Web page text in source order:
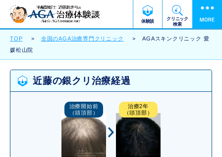
体験談
クリニック
検索
TOP 全国のAGA治療専門クリニック
AGAスキンクリニック 愛
媛松山院
近藤の銀クリ治療経過
治療開始前
（頭頂部）
治療2年
（頭頂部）